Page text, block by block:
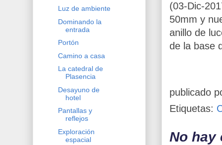
(03-Dic-
50mm y
anillo de
de la base
publicado
Etiquetas:
No hay
Luz de ambiente
Dominando la
entrada
Portón
Camino a casa
La catedral de
Plasencia
Desayuno de
hotel
Pantallas y
reflejos
Exploración
espacial